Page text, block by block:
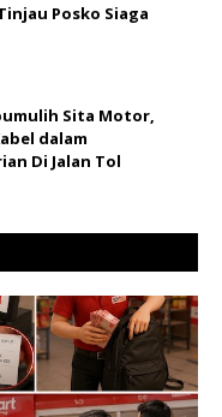
Posko Siaga
Sita Motor,
dalam
Di Jalan Tol